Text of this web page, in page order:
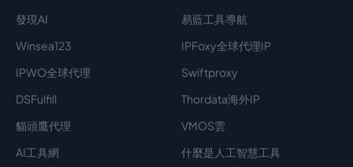
發現AI
易藍工具導航
Winsea123
IPFoxy全球代理IP
IPWO全球代理
Swiftproxy
DSFulfill
Thordata海外IP
貓頭鷹代理
VMOS雲
AI工具網
什麼是人工智慧工具